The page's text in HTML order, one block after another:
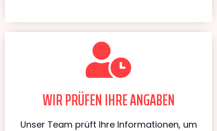
WIR PRÜFEN IHRE ANGABEN
Unser Team prüft Ihre Informationen, um